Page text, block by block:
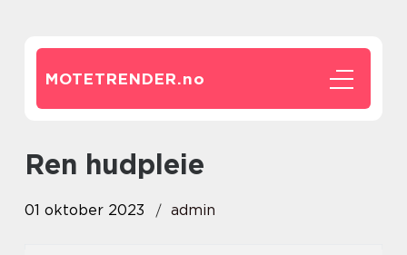
MOTETRENDER.no
ren hudpleie
01 oktober 2023 admin